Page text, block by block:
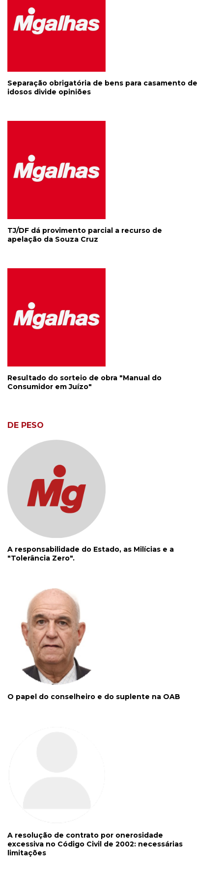
Separação obrigatória de bens para casamento de
idosos divide opiniões
TJ/DF dá provimento parcial a recurso de
apelação da Souza Cruz
Resultado do sorteio de obra "Manual do
Consumidor em Juízo"
DE PESO
A responsabilidade do Estado, as Milícias e a
"Tolerância Zero".
O papel do conselheiro e do suplente na OAB
A resolução de contrato por onerosidade
excessiva no Código Civil de 2002: necessárias
limitações